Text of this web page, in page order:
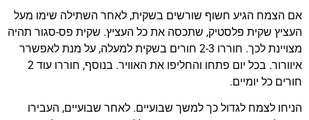
אם הצמח הגיע חשוף שורשים בשקית, לאחר השתילה שימו מעל
העציץ שקית פלסטיק, שתכסה את כל העציץ. שקית פס-סגור תהיה
מצויינת לכך. חוררו 2-3 חורים בשקית למעלה, על מנת לאפשרר
איוורור. בכל יום פתחו והחליפו את האוויר. בנוסף, חוררו עוד 2
חורים כל יומיים.
הניחו לצמח לגדול כך למשך שבועיים. לאחר שבועיים, העבירו